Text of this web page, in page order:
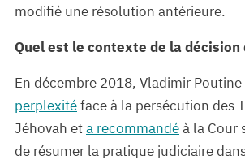
modifié une résolution antérieure.
Quel est le contexte de la décision
En décembre 2018, Vladimir Poutine
perplexitéface à la persécution des
Jéhovah eta recommandéà la Cour
de résumer la pratique judiciaire